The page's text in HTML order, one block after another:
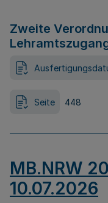
Zweite
Seite 448
MB.NRW
10.07.2026